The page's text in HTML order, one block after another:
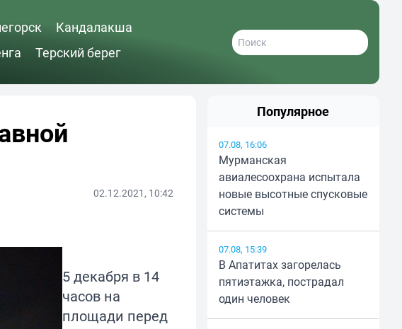
Кандалакша
Терский берег
02.12.2021, 10:42
5 декабря в 14
часов на
площади перед
Популярное
07.08, 16:06
Мурманская
авиалесоохрана испытала
новые высотные спусковые
системы
07.08, 15:39
В Апатитах загорелась
пятиэтажка, пострадал
один человек